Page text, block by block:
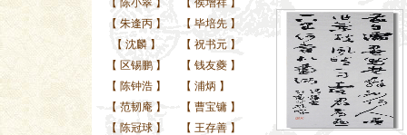
【 陈小翠 】 【 侯增祥 】
【 朱逢丙 】 【 毕培先 】
【 沈麟 】 【 祝书元 】
【 区锡鹏 】 【 钱友夔 】
【 陈钟浩 】 【 浦炳 】
【 范韧庵 】 【 曹宝镛 】
【 陈冠球 】 【 王存善 】